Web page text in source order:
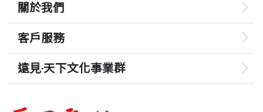
關於我們
客戶服務
遠見‧天下文化事業群